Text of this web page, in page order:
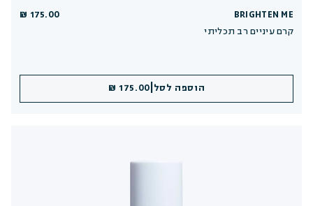
BRIGHTEN ME
קרם עיניים רב תכליתי
175.00 ₪
הוספה לסל 175.00 ₪